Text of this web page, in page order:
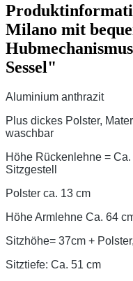
Milano mit
Sessel"
Aluminium anthrazit
Plus dickes Polster,
waschbar
Höhe Rückenlehne =
Sitzgestell
Polster ca. 13 cm
Höhe Armlehne Ca. 64
Sitzhöhe= 37cm +
Sitztiefe: Ca. 51 cm